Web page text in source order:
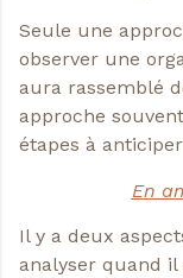
Seule une
observer une
aura rassemblé
approche
étapes à
En
Il y a deux
analyser quand il